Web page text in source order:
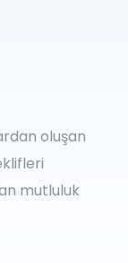
oluşan
mutluluk